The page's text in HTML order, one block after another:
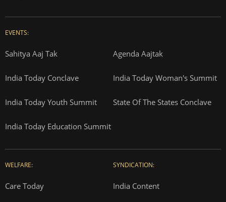
EVENTS:
Sahitya Aaj Tak Agenda Aajtak
India Today Conclave India Today Woman's Summit
India Today Youth Summit State Of The States Conclave
India Today Education Summit
WELFARE:
Care Today
SYNDICATION:
India Content